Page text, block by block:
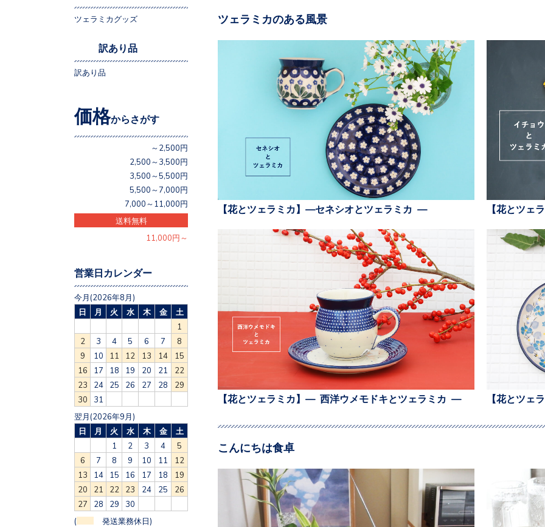
ツェラミカのある風景
【花とツェラミカ】—セネシオとツェラミカ — 【花とツェ
【花とツェラミカ】— 西洋ウメモドキとツェラミカ — 【花とツェ
こんにちは食卓
ツェラミカグッズ
訳あり品
訳あり品
価格からさがす
～2,500円
2,500～3,500円
3,500～5,500円
5,500～7,000円
7,000～11,000円
送料無料
11,000円～
営業日カレンダー
今月(2026年8月)
日
月 火 水 木 金
土
1
2
3 4 5 6 7
8
9
10 11 12 13 14
15
16
17 18 19 20 21
22
23
24 25 26 27 28
29
30
31
翌月(2026年9月)
日
月 火 水 木 金
土
1
2 3 4
5
6
7 8 9 10 11
12
13
14 15 16 17 18
19
20
21 22 23 24 25
26
27
28 29 30
( 発送業務休日)